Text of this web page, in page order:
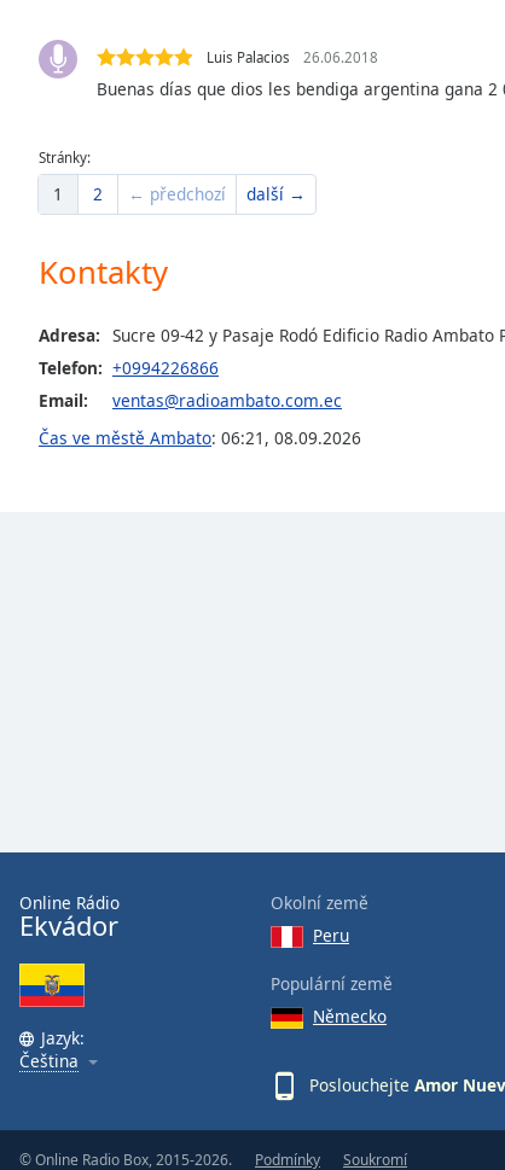
cancel
Color
Opacity
Background
Color
Edge
Style
Font
Close
Luis Palacios 26.06.2018
Buenas días que dios les bendiga argentina gana
Stránky:
1 2 ← předchozí další →
Kontakty
Adresa: Sucre 09-42 y Pasaje Rodó Edificio Radio Ambato
Telefon: +0994226866
Email:
ventas@radioambato.com.ec
Čas ve městě Ambato: 06:21 , 08.09.2026
Online Rádio
Ekvádor
Jazyk:
Čeština
Okolní země
Peru
Populární země
Německo
Poslouchejte Amor
© Online Radio Box, 2015-2026. Podmínky Soukromí